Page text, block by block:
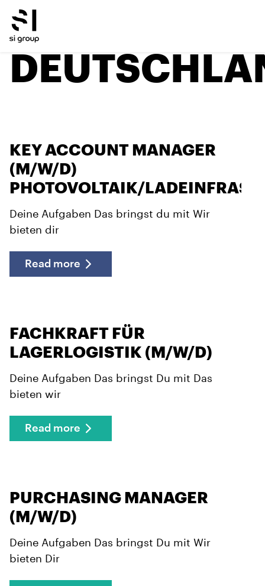
KEY ACCOUNT MANAGER
(M/W/D)
PHOTOVOLTAIK/
Deine Aufgaben Das bringst du mit Wir
bieten dir
Read more
FACHKRAFT FÜR
LAGERLOGISTIK (M/W/D)
Deine Aufgaben Das bringst Du mit Das
bieten wir
Read more
PURCHASING MANAGER
(M/W/D)
Deine Aufgaben Das bringst Du mit Wir
bieten Dir